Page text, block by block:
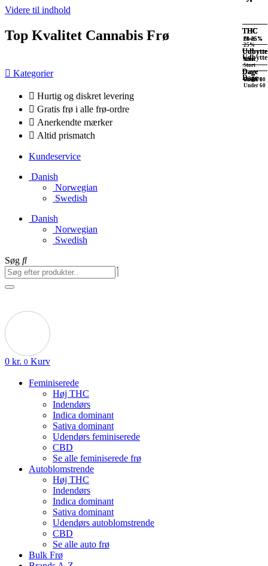
Videre til indhold
Top Kvalitet Cannabis Frø
Kategorier
Hurtig og diskret levering
Gratis frø i alle frø-ordre
Anerkendte mærker
Altid prismatch
Kundeservice
Danish
Norwegian
Swedish
Danish
Norwegian
Swedish
Søg
0 kr. 0 Kurv
Feminiserede
Høj THC
Indendørs
Indica dominant
Sativa dominant
Udendørs feminiserede
CBD
Se alle feminiserede frø
Autoblomstrende
Høj THC
Indendørs
Indica dominant
Sativa dominant
Udendørs autoblomstrende
CBD
Se alle auto frø
Bulk Frø
THC
20-25%
Udbytte
Stort
Dage
Over 70
THC
Over
25%
Udbytte
Stort
Dage
Under 60
THC
20-25%
Udbytte
XXL
Dage
60-70
THC
20-25%
Udbytte
Stort
Dage
Under 60